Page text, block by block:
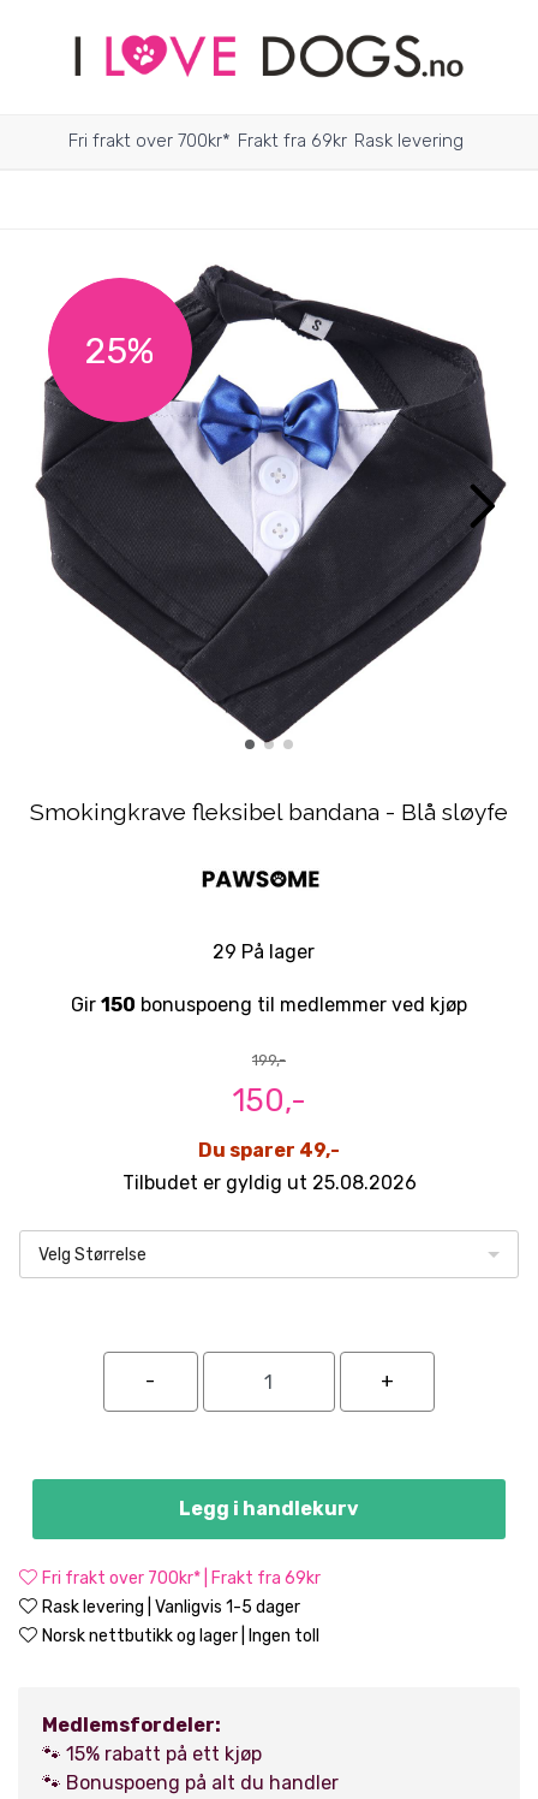
Fri frakt over 700kr* Frakt fra 69kr Rask levering
25%
Smokingkrave fleksibel bandana - Blå sløyfe
29 På lager
Gir 150 bonuspoeng til medlemmer ved kjøp
199,-
150,-
Du sparer 49,-
Tilbudet er gyldig ut 25.08.2026
Velg Størrelse
Legg i handlekurv
Fri frakt over 700kr* | Frakt fra 69kr
Rask levering | Vanligvis 1-5 dager
Norsk nettbutikk og lager | Ingen toll
Medlemsfordeler:
🐾 15% rabatt på ett kjøp
🐾 Bonuspoeng på alt du handler